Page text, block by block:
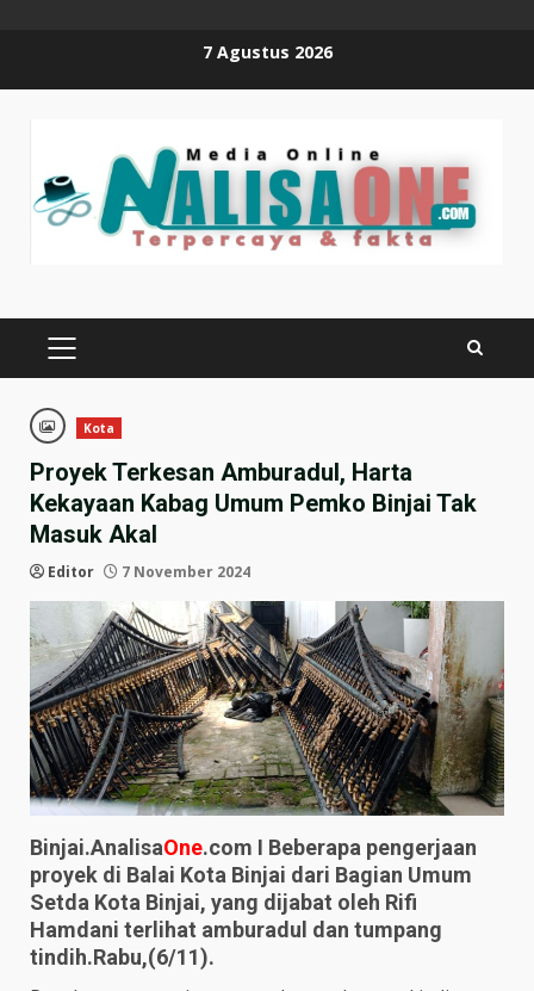
7 Agustus 2026
PRIMARY
Kota
Proyek Terkesan Amburadul, Harta
Kekayaan Kabag Umum Pemko Binjai Tak
Masuk Akal
Editor 7 November 2024
Binjai.AnalisaOne.com I Beberapa pengerjaan
proyek di Balai Kota Binjai dari Bagian Umum
Setda Kota Binjai, yang dijabat oleh Rifi
Hamdani terlihat amburadul dan tumpang
tindih.Rabu,(6/11).